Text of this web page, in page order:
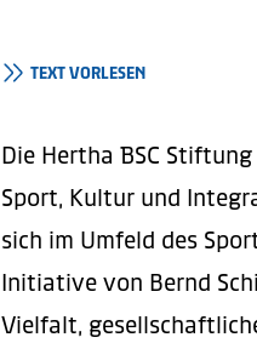
TEXT VORLESEN
Die Hertha BSC
Sport, Kultur und
sich im Umfeld des
Initiative von Bernd
Vielfalt,